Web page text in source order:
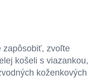
zapôsobiť, zvoľte
košeli s viazankou,
koženkových